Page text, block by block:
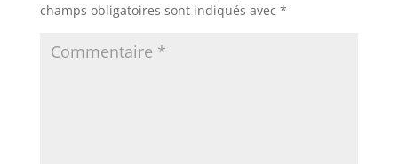
champs obligatoires sont indiqués avec *